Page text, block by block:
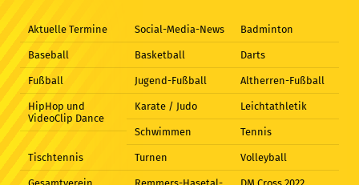
Aktuelle Termine Social-Media-News Badminton
Baseball Basketball Darts
Fußball Jugend-Fußball Altherren-Fußball
HipHop und
VideoClip Dance
Karate / Judo Leichtathletik
Schwimmen Tennis
Tischtennis Turnen Volleyball